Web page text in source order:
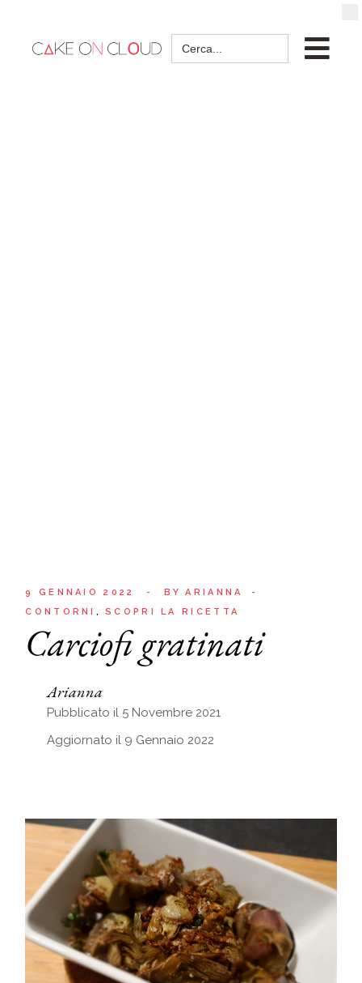
Search
for:
9 GENNAIO 2022 BY
ARIANNA
CONTORNI
SCOPRI LA RICETTA
Carciofi gratinati
Arianna
Pubblicato il 5 Novembre 2021
Aggiornato il 9 Gennaio 2022